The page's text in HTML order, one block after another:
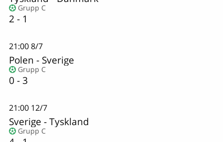
Grupp C
2 - 1
21:008/7
Polen - Sverige
Grupp C
0 - 3
21:00 12/7
Sverige -Tyskland
Grupp C